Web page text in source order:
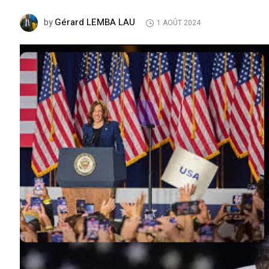
byGérard LEMBA LAU 1 AOÛT 2024